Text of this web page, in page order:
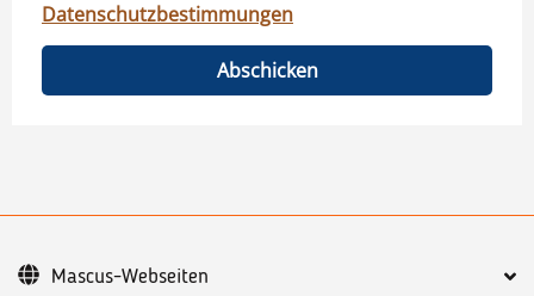
Datenschutzbestimmungen
Abschicken
Mascus-Webseiten